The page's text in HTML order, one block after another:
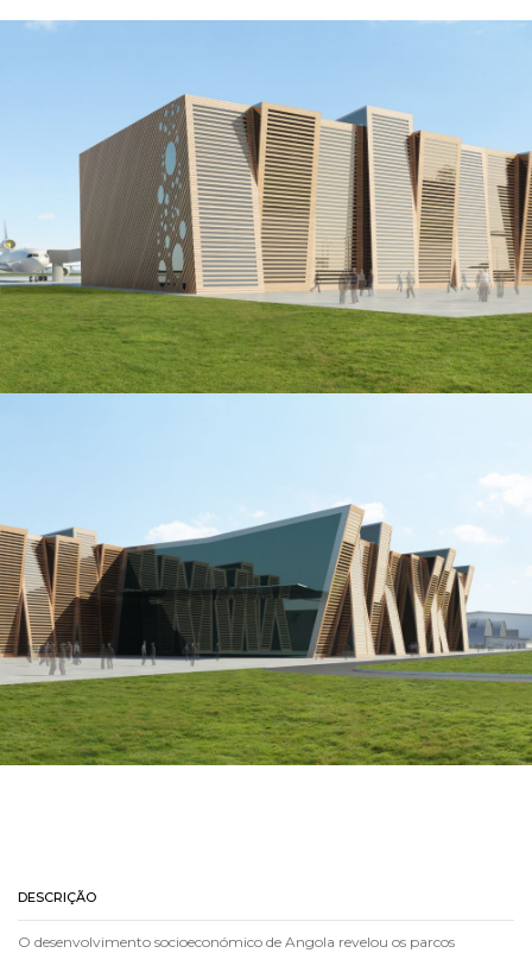
DESCRIÇÃO
O desenvolvimento socioeconómico de Angola revelou os parcos